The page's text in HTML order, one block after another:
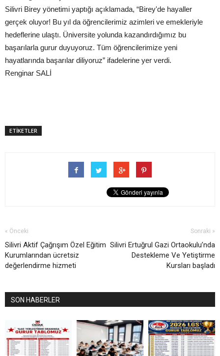
Silivri Birey yönetimi yaptığı açıklamada, “Birey'de hayaller
gerçek oluyor! Bu yıl da öğrencilerimiz azimleri ve emekleriyle
hedeflerine ulaştı. Üniversite yolunda kazandırdığımız bu
başarılarla gurur duyuyoruz. Tüm öğrencilerimize yeni
hayatlarında başarılar diliyoruz” ifadelerine yer verdi.
Renginar SALİ
ETİKETLER
« Önceki
Silivri Aktif Çağrışım Özel Eğitim
Kurumlarından ücretsiz
değerlendirme hizmeti
Sonraki »
Silivri Ertuğrul Gazi Ortaokulu’nda
Destekleme Ve Yetiştirme
Kursları başladı
SON HABERLER